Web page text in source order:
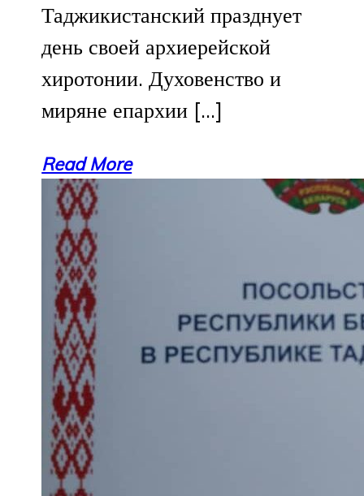
Таджикистанский празднует
день своей архиерейской
хиротонии. Духовенство и
миряне епархии […]
Read More